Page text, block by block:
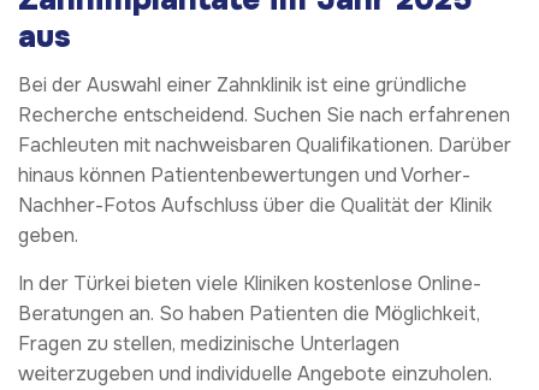
aus
Bei der Auswahl einer Zahnklinik ist eine gründliche
Recherche entscheidend. Suchen Sie nach erfahrenen
Fachleuten mit nachweisbaren Qualifikationen. Darüber
hinaus können Patientenbewertungen und Vorher-
Nachher-Fotos Aufschluss über die Qualität der Klinik
geben.
In der Türkei bieten viele Kliniken kostenlose Online-
Beratungen an. So haben Patienten die Möglichkeit,
Fragen zu stellen, medizinische Unterlagen
weiterzugeben und individuelle Angebote einzuholen.